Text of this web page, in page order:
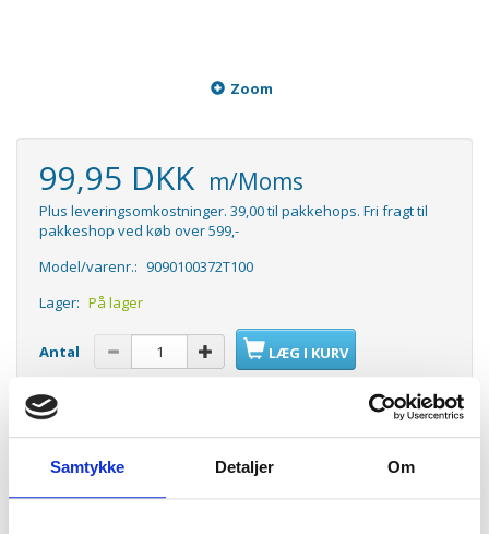
Samtykke Detaljer Om
Zoom
99,95 DKK m/Moms
Plus leveringsomkostninger. 39,00 til pakkehops. Fri fragt til
pakkeshop ved køb over 599,-
Model/varenr.: 9090100372T100
Lager: På lager
Antal LÆG I KURV
5 stk. Støvsugerposer til Volta gamle modeller kaldet slæden. Volta
støvsugerposer Type E4
Passer til:
Volta U144